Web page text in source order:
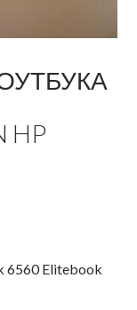
HP
6560 Elitebook